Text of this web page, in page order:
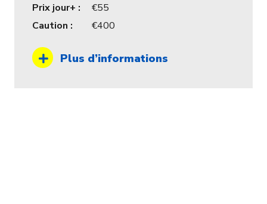
Prix jour+ :
55
Caution :
400
Plus d’informations